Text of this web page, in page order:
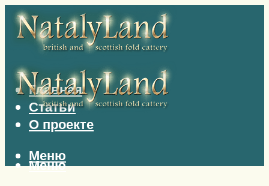
Главная
Статьи
О проекте
Меню
Меню